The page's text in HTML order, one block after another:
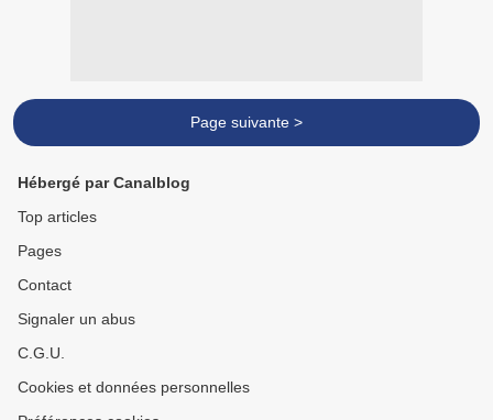
Page suivante >
Hébergé par Canalblog
Top articles
Pages
Contact
Signaler un abus
C.G.U.
Cookies et données personnelles